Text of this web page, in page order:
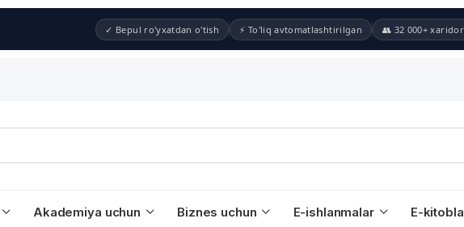
✓ Bepul ro'yxatdan o'tish ⚡ To'liq avtomatlashtirilgan 👥 32 000+ xaridor
Akademiya uchun Biznes uchun E-ishlanmalar E-